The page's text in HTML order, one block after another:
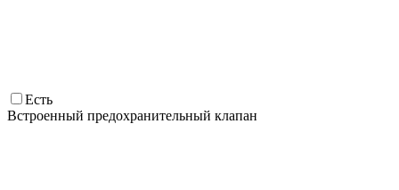
Есть
Встроенный предохранительный клапан